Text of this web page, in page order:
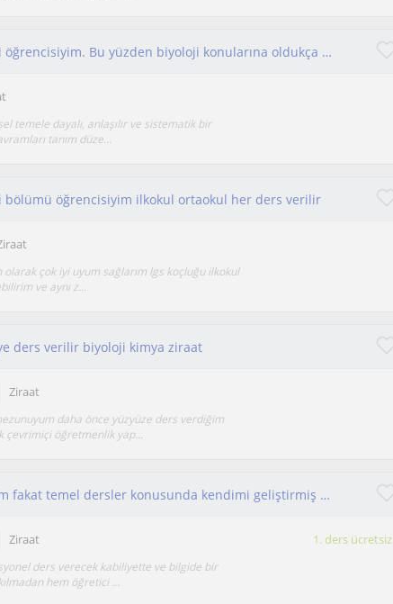
Ziraat mühendisliği öğrencisiyim. Bu yüzden biyoloji konularına oldukça hakimim. Lise düzeyindeki öğrencilere ders verebilirim
temele dayalı, anlaşılır ve sistematik bir
tanım düze...
öğrencisiyim ilkokul ortaokul her ders verilir
olarak çok iyi uyum sağlarım lgs koçluğu ilkokul
ve aynı z...
ders verilir biyoloji kimya ziraat
Ziraat
daha önce yüzyüze ders verdiğim
çevrimiçi öğretmenlik yap...
Ziraat mühendisiyim fakat temel dersler konusunda kendimi geliştirmiş ve bilgime güvenen bir insanım
Ziraat 1. ders ücretsiz
ders verecek kabiliyette ve bilgide bir
hem öğretici ...